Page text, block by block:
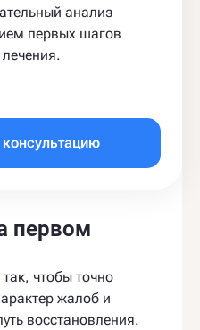
анализ
первых шагов
первом
чтобы точно
жалоб и
восстановления.